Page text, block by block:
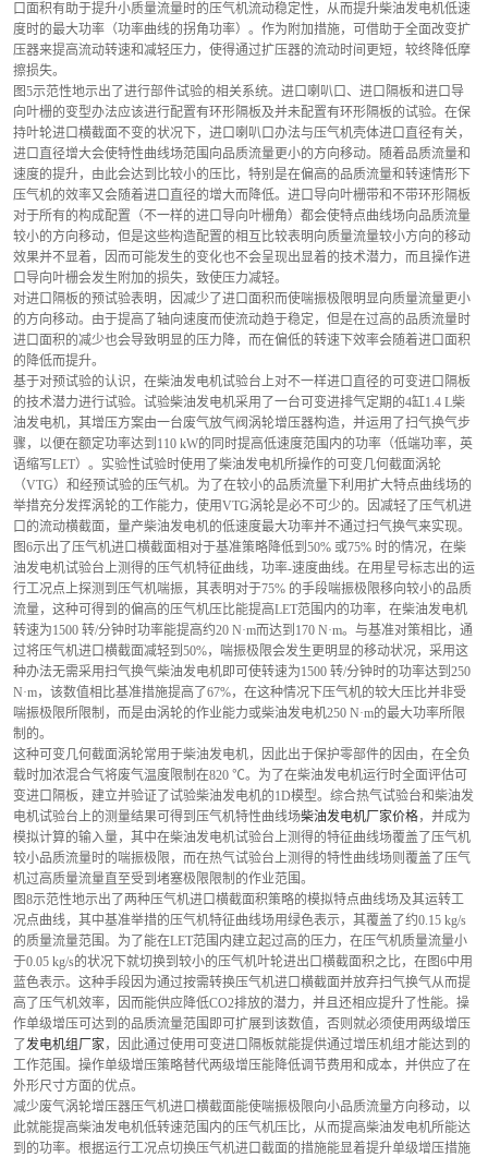
口面积有助于提升小质量流量时的压气机流动稳定性，从而提升柴油发电机低速
度时的最大功率（功率曲线的拐角功率）。作为附加措施，可借助于全面改变扩
压器来提高流动转速和减轻压力，使得通过扩压器的流动时间更短，较终降低摩
擦损失。
图5示范性地示出了进行部件试验的相关系统。进口喇叭口、进口隔板和进口导
向叶栅的变型办法应该进行配置有环形隔板及并未配置有环形隔板的试验。在保
持叶轮进口横截面不变的状况下，进口喇叭口办法与压气机壳体进口直径有关，
进口直径增大会使特性曲线场范围向品质流量更小的方向移动。随着品质流量和
速度的提升，由此会达到比较小的压比，特别是在偏高的品质流量和转速情形下
压气机的效率又会随着进口直径的增大而降低。进口导向叶栅带和不带环形隔板
对于所有的构成配置（不一样的进口导向叶栅角）都会使特点曲线场向品质流量
较小的方向移动，但是这些构造配置的相互比较表明向质量流量较小方向的移动
效果并不显着，因而可能发生的变化也不会呈现出显着的技术潜力，而且操作进
口导向叶栅会发生附加的损失，致使压力减轻。
对进口隔板的预试验表明，因减少了进口面积而使喘振极限明显向质量流量更小
的方向移动。由于提高了轴向速度而使流动趋于稳定，但是在过高的品质流量时
进口面积的减少也会导致明显的压力降，而在偏低的转速下效率会随着进口面积
的降低而提升。
基于对预试验的认识，在柴油发电机试验台上对不一样进口直径的可变进口隔板
的技术潜力进行试验。试验柴油发电机采用了一台可变进排气定期的4缸1.4 L柴
油发电机，其增压方案由一台废气放气阀涡轮增压器构造，并运用了扫气换气步
骤，以便在额定功率达到110 kW的同时提高低速度范围内的功率（低端功率，英
语缩写LET）。实验性试验时使用了柴油发电机所操作的可变几何截面涡轮
（VTG）和经预试验的压气机。为了在较小的品质流量下利用扩大特点曲线场的
举措充分发挥涡轮的工作能力，使用VTG涡轮是必不可少的。因减轻了压气机进
口的流动横截面，量产柴油发电机的低速度最大功率并不通过扫气换气来实现。
图6示出了压气机进口横截面相对于基准策略降低到50% 或75% 时的情况，在柴
油发电机试验台上测得的压气机特征曲线，功率-速度曲线。在用星号标志出的运
行工况点上探测到压气机喘振，其表明对于75% 的手段喘振极限移向较小的品质
流量，这种可得到的偏高的压气机压比能提高LET范围内的功率，在柴油发电机
转速为1500 转/分钟时功率能提高约20 N·m而达到170 N·m。与基准对策相比，通
过将压气机进口横截面减轻到50%，喘振极限会发生更明显的移动状况，采用这
种办法无需采用扫气换气柴油发电机即可使转速为1500 转/分钟时的功率达到250
N·m，该数值相比基准措施提高了67%，在这种情况下压气机的较大压比并非受
喘振极限所限制，而是由涡轮的作业能力或柴油发电机250 N·m的最大功率所限
制的。
这种可变几何截面涡轮常用于柴油发电机，因此出于保护零部件的因由，在全负
载时加浓混合气将废气温度限制在820 ℃。为了在柴油发电机运行时全面评估可
变进口隔板，建立并验证了试验柴油发电机的1D模型。综合热气试验台和柴油发
电机试验台上的测量结果可得到压气机特性曲线场柴油发电机厂家价格，并成为
模拟计算的输入量，其中在柴油发电机试验台上测得的特征曲线场覆盖了压气机
较小品质流量时的喘振极限，而在热气试验台上测得的特性曲线场则覆盖了压气
机过高质量流量直至受到堵塞极限限制的作业范围。
图8示范性地示出了两种压气机进口横截面积策略的模拟特点曲线场及其运转工
况点曲线，其中基准举措的压气机特征曲线场用绿色表示，其覆盖了约0.15 kg/s
的质量流量范围。为了能在LET范围内建立起过高的压力，在压气机质量流量小
于0.05 kg/s的状况下就切换到较小的压气机叶轮进出口横截面积之比，在图6中用
蓝色表示。这种手段因为通过按需转换压气机进口横截面并放弃扫气换气从而提
高了压气机效率，因而能供应降低CO2排放的潜力，并且还相应提升了性能。操
作单级增压可达到的品质流量范围即可扩展到该数值，否则就必须使用两级增压
了发电机组厂家，因此通过使用可变进口隔板就能提供通过增压机组才能达到的
工作范围。操作单级增压策略替代两级增压能降低调节费用和成本，并供应了在
外形尺寸方面的优点。
减少废气涡轮增压器压气机进口横截面能使喘振极限向小品质流量方向移动，以
此就能提高柴油发电机低转速范围内的压气机压比，从而提高柴油发电机所能达
到的功率。根据运行工况点切换压气机进口截面的措施能显着提升单级增压措施